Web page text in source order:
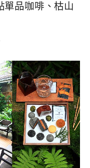
單品咖啡、枯山